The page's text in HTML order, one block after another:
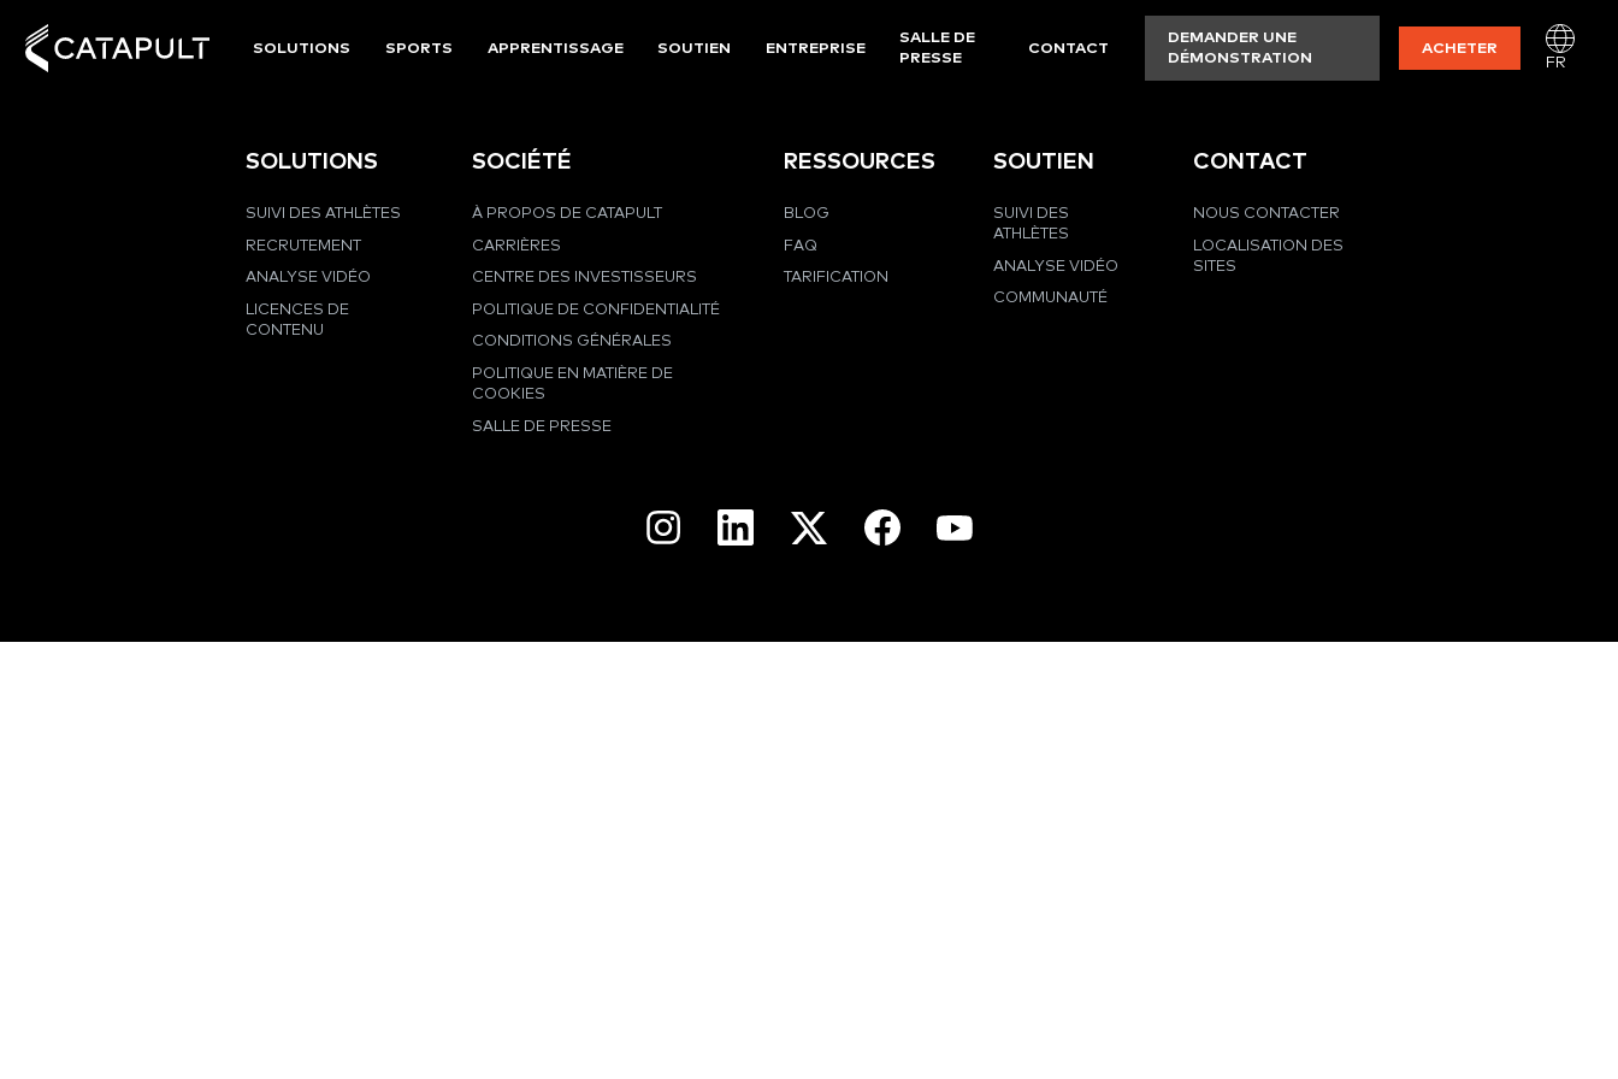
SOLUTIONS SPORTS APPRENTISSAGE SOUTIEN ENTREPRISE
SALLE DE
PRESSE
CONTACT
DEMANDER UNE
DÉMONSTRATION
ACHETER
FR
SOLUTIONS
SUIVI DES ATHLÈTES
RECRUTEMENT
ANALYSE VIDÉO
LICENCES DE
CONTENU
SOCIÉTÉ
À PROPOS DE CATAPULT
CARRIÈRES
CENTRE DES INVESTISSEURS
POLITIQUE DE CONFIDENTIALITÉ
CONDITIONS GÉNÉRALES
POLITIQUE EN MATIÈRE DE
COOKIES
SALLE DE PRESSE
RESSOURCES
BLOG
FAQ
TARIFICATION
SOUTIEN
SUIVI DES
ATHLÈTES
ANALYSE VIDÉO
COMMUNAUTÉ
CONTACT
NOUS CONTACTER
LOCALISATION DES
SITES